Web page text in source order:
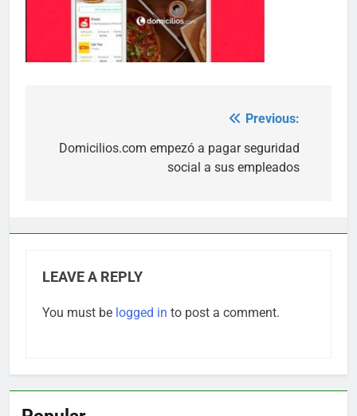
navigation
Previous:
Domicilios.com empezó a pagar seguridad
social a sus empleados
LEAVE A REPLY
You must be logged in to post a comment.